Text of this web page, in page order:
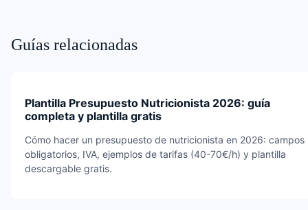
Guías relacionadas
Plantilla Presupuesto Nutricionista 2026: guía
completa y plantilla gratis
Cómo hacer un presupuesto de nutricionista en 2026: campos
obligatorios, IVA, ejemplos de tarifas (40-70€/h) y plantilla
descargable gratis.